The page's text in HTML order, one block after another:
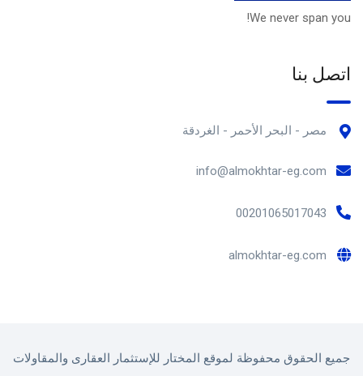
We never span you!
اتصل بنا
مصر - البحر الأحمر - الغردقة
info@almokhtar-eg.com
00201065017043
almokhtar-eg.com
جميع الحقوق محفوظة لموقع المختار للإستثمار العقارى والمقاولات